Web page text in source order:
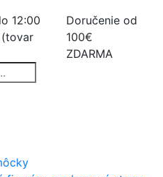
12:00
Doručenie od
100€
ZDARMA